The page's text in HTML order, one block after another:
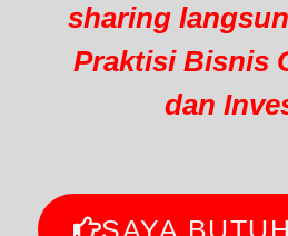
sharing
Praktisi Bisnis
dan
SAYA